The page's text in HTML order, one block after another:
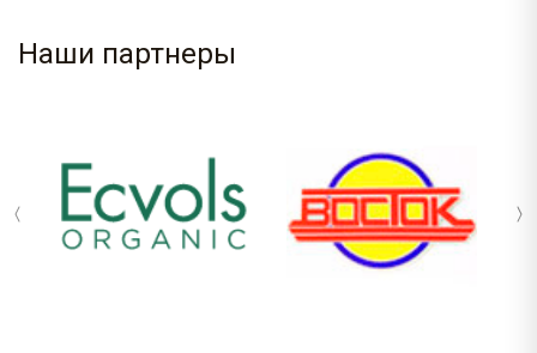
Наши партнеры